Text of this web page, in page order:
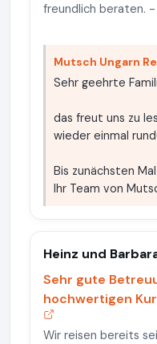
freundlich beraten. -
Mutsch Ungarn
Sehr geehrte
das freut uns zu
wieder einmal
Bis zunächsten Mal
Ihr Team von
Heinz und
Sehr gute
hochwertigen
Wir reisen bereits